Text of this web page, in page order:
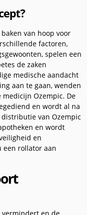
van hoop voor
factoren,
spelen een
de zaken
medische aandacht
aan te gaan, wenden
Ozempic. De
en wordt al na
van Ozempic
en wordt
en
een rollator aan
en de